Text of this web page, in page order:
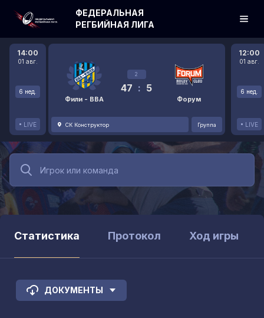
14:00
01 авг.
6 нед.
LIVE
Фили - ВВА
2
47 : 5
Форум
СК Конструктор Группа
12:00
01 авг.
6 нед.
LIVE
ФЕДЕРАЛЬНАЯ
РЕГБИЙНАЯ ЛИГА
Статистика Протокол Ход игры
ДОКУМЕНТЫ